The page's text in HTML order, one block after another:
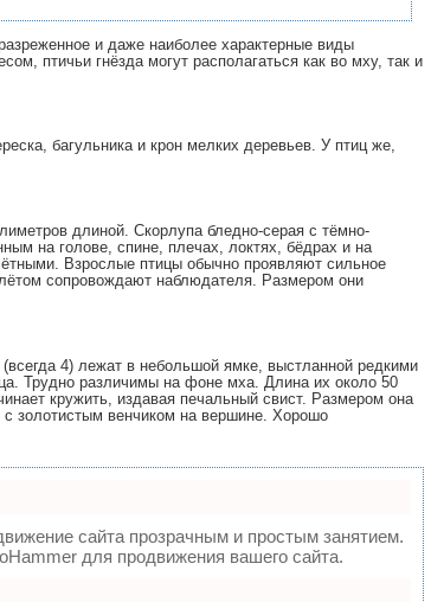
и даже наиболее характерные виды
птичьи гнёзда могут располагаться как во мху, так и
багульника и крон мелких деревьев. У птиц же,
длиной. Скорлупа бледно-серая с тёмно-
на голове, спине, плечах, локтях, бёдрах и на
Взрослые птицы обычно проявляют сильное
сопровождают наблюдателя. Размером они
4) лежат в небольшой ямке, выстланной редкими
Трудно различимы на фоне мха. Длина их около 50
кружить, издавая печальный свист. Размером она
золотистым венчиком на вершине. Хорошо
сайта прозрачным и простым занятием.
для продвижения вашего сайта.